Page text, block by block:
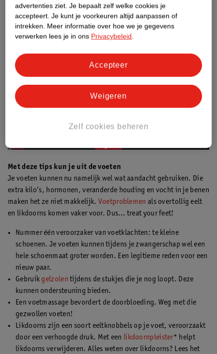
Tip voor je partner
Ook voor jou geldt: rust lekker uit. Een bevalling is ook voor jou
een emotionele ervaring en er staan nog genoeg gebroken
moet nemen als jullie onverwachts naar het ziekenhuis moeten.
La vie Sanne vertelt
Je bent 40 weken zwanger, laat die baby maar komen! Helaas
kun je de bevalling niet opwekken, al probeert La Vie Sanne dat
Met deze tips kun je uit de voeten
Je voeten kunnen nu namelijk wel wat aandacht gebruiken. Die
extra kilo’s, hormonen, veranderde houding en vocht in je benen
maken het ze niet makkelijk. Voetproblemen als overtollig eelt
en likdoorns komen vaker voor. Dus… treat your feet!
Nummer één veroorzaker van voetklachten: te kleine
schoenen. Je voeten kunnen tijdens je zwangerschap wel een
hele schoenmaat groter worden. Een legitieme reden voor een
nieuw paar.
Gebruik gelzolen tijdens de stukjes die je nog loopt. Deze
kunnen ondersteuning bieden.
Een voetmassage bevordert de doorbloeding. Weg met die
gezwollen voeten!
Likdoorns zijn een soort eeltknobbels op je voet, veroorzaakt
door een verhoogde druk. Met een likdoornpleister* helpt
likdoorns verwijderen. Alles weten over likdoorns? Lees het
advertenties ziet. Je bepaalt zelf welke cookies je
accepteert. Je kunt je voorkeuren altijd aanpassen of
intrekken. Meer informatie over hoe we je gegevens
verwerken lees je in ons Privacybeleid.
Zelf cookies beheren
Weigeren
Accepteer